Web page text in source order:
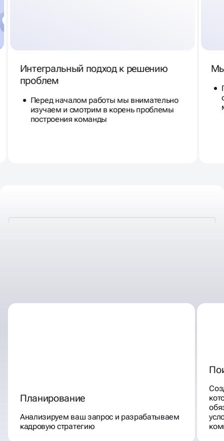
Интегральный подход к решению
проблем
Перед началом работы мы внимательно
изучаем и смотрим в корень проблемы
построения команды
Планирование
Анализируем ваш запрос и разрабатываем
кадровую стратегию